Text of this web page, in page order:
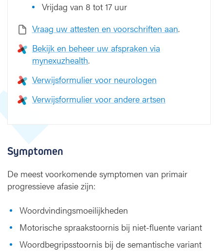
Vrijdag van 8 tot 17 uur
Vraag uw attesten en voorschriften aan.
Bekijk en beheer uw afspraken via
mynexuzhealth.
Verwijsformulier voor neurologen
Verwijsformulier voor andere artsen
Symptomen
De meest voorkomende symptomen van primair
progressieve afasie zijn:
Woordvindingsmoeilijkheden
Motorische spraakstoornis bij niet-fluente variant
Woordbegripsstoornis bij de semantische variant